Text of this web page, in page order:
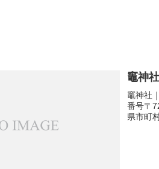
竈神
竈神社
番号〒
県市町